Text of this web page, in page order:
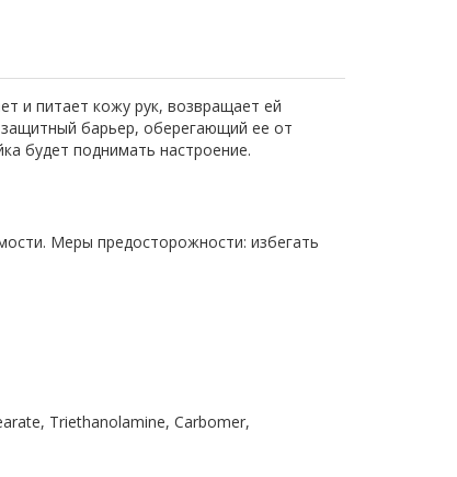
и питает кожу рук, возвращает ей
барьер, оберегающий ее от
будет поднимать настроение.
Меры предосторожности: избегать
Triethanolamine, Carbomer,